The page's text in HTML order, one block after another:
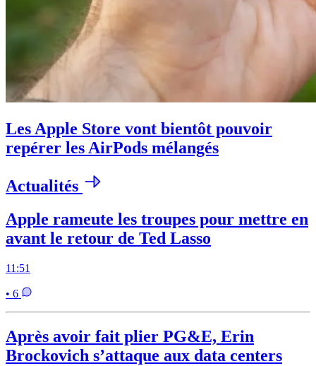
Les Apple Store vont bientôt pouvoir
repérer les AirPods mélangés
Actualités
Apple rameute les troupes pour mettre en
avant le retour de Ted Lasso
11:51
• 6
Après avoir fait plier PG&E, Erin
Brockovich s’attaque aux data centers